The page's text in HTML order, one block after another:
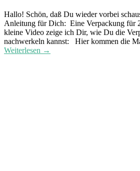
Hallo! Schön, daß Du wieder vorbei
Anleitung für Dich: Eine Verpackung für
kleine Video zeige ich Dir, wie Du die
nachwerkeln kannst: Hier kommen die
Weiterlesen →